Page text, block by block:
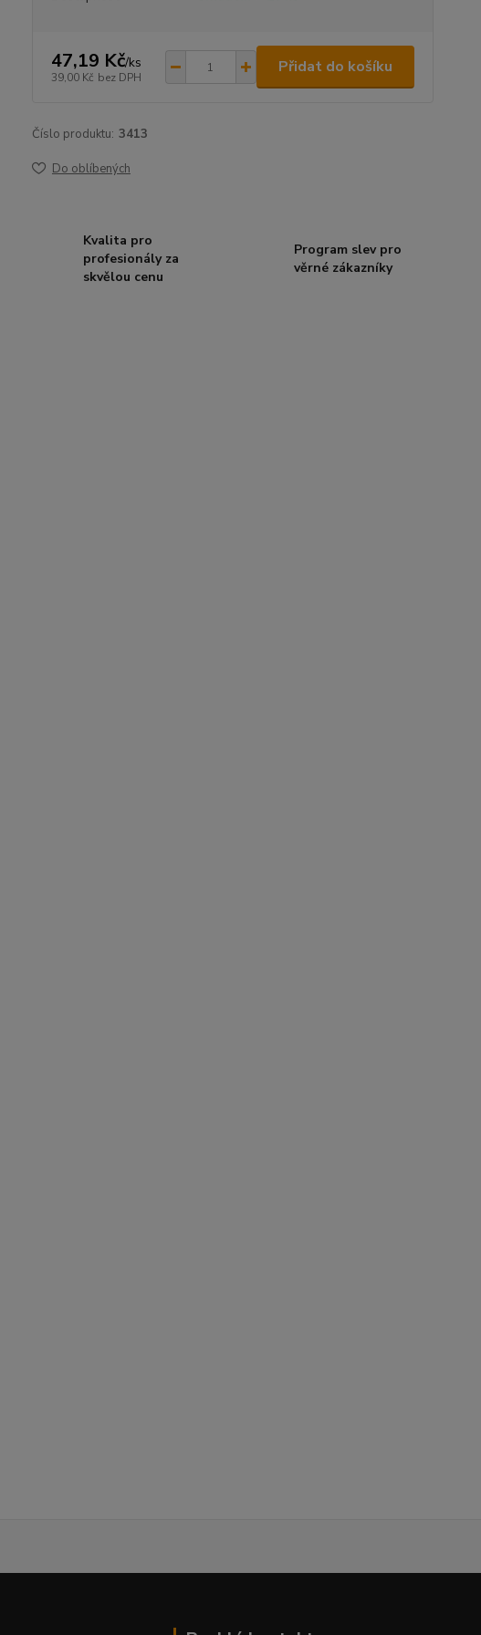
47,19 Kč/ks
39,00 Kč bez DPH
Přidat do košíku
Číslo produktu: 3413
Do oblíbených
Kvalita pro
profesionály za
skvělou cenu
Program slev pro
věrné zákazníky